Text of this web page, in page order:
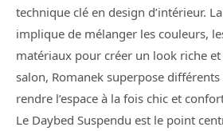
technique clé en design d’intérieur.
implique de mélanger les couleurs,
matériaux pour créer un look riche
salon, Romanek superpose
rendre l’espace à la fois chic et
Le Daybed Suspendu est le point